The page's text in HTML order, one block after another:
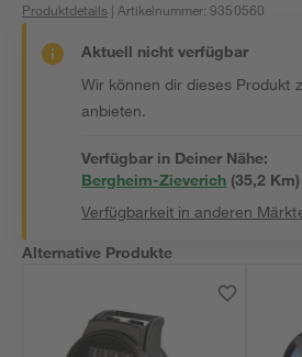
Produktdetails | Artikelnummer:9350560
Aktuell nicht verfügbar
Wir können dir dieses Produkt
anbieten.
Verfügbar in Deiner Nähe:
Bergheim-Zieverich (35,2 Km)
Verfügbarkeit in anderen
Alternative Produkte